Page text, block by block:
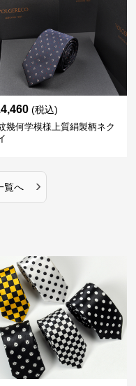
(税込)
幾何学模様上質絹製柄ネク
覧へ ›